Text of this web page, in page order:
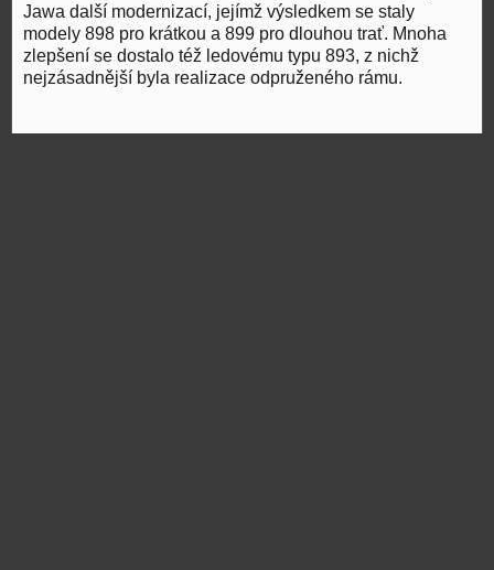
Jawa další modernizací, jejímž výsledkem se staly
modely 898 pro krátkou a 899 pro dlouhou trať. Mnoha
zlepšení se dostalo též ledovému typu 893, z nichž
nejzásadnější byla realizace odpruženého rámu.